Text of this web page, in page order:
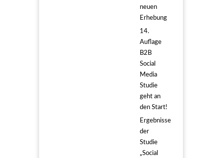
neuen
Erhebung
14.
Auflage
B2B
Social
Media
Studie
geht an
den Start!
Ergebnisse
der
Studie
„Social